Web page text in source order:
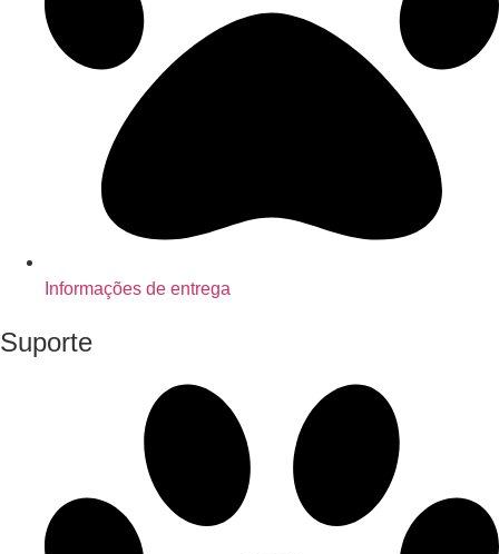
Informações de entrega
Suporte